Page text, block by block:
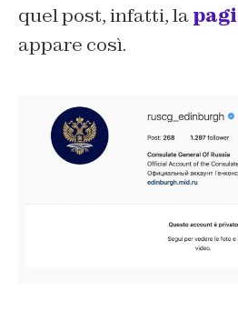
quel post, infatti, la
appare così.